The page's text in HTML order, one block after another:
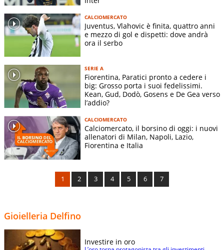
CALCIOMERCATO
Juventus, Vlahovic è finita, quattro anni
e mezzo di gol e dispetti: dove andrà
ora il serbo
SERIE A
Fiorentina, Paratici pronto a cedere i
big: Grosso porta i suoi fedelissimi.
Kean, Gud, Dodò, Gosens e De Gea verso
l’addio?
CALCIOMERCATO
Calciomercato, il borsino di oggi: i nuovi
allenatori di Milan, Napoli, Lazio,
Fiorentina e Italia
1 2 3 4 5 6 7
Gioielleria Delfino
Investire in oro